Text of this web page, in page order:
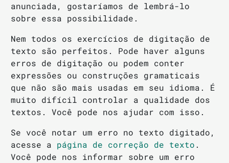
anunciada, gostaríamos de lembrá-lo
sobre essa possibilidade.
Nem todos os exercícios de digitação de
texto são perfeitos. Pode haver alguns
erros de digitação ou podem conter
expressões ou construções gramaticais
que não são mais usadas em seu idioma. É
muito difícil controlar a qualidade dos
textos. Você pode nos ajudar com isso.
Se você notar um erro no texto digitado,
acesse a página de correção de texto .
Você pode nos informar sobre um erro